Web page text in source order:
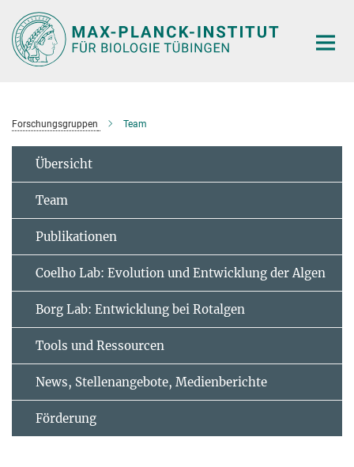
Hauptinhalt
Forschungsgruppen Team
Übersicht
Team
Publikationen
Coelho Lab: Evolution und Entwicklung der Algen
Borg Lab: Entwicklung bei Rotalgen
Tools und Ressourcen
News, Stellenangebote, Medienberichte
Förderung